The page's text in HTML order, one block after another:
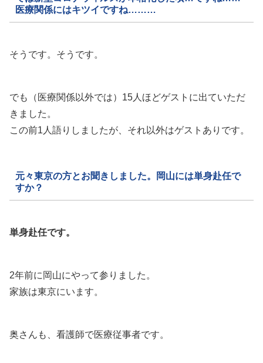
医療関係にはキツイですね………
そうです。そうです。
でも（医療関係以外では）15人ほどゲストに出ていただ
きました。
この前1人語りしましたが、それ以外はゲストありです。
元々東京の方とお聞きしました。岡山には単身赴任で
すか？
単身赴任です。
2年前に岡山にやって参りました。
家族は東京にいます。
奥さんも、看護師で医療従事者です。